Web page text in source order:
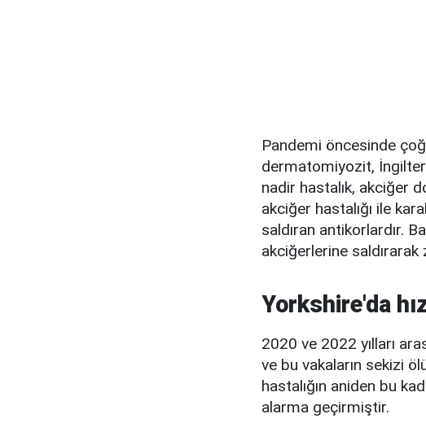
Pandemi öncesinde
dermatomiyozit,
nadir hastalık, akciğer
akciğer hastalığı ile
saldıran antikorlardır.
akciğerlerine saldırarak
Yorkshire'da
2020 ve 2022 yılları
ve bu vakaların sekizi
hastalığın aniden bu
alarma geçirmiştir.